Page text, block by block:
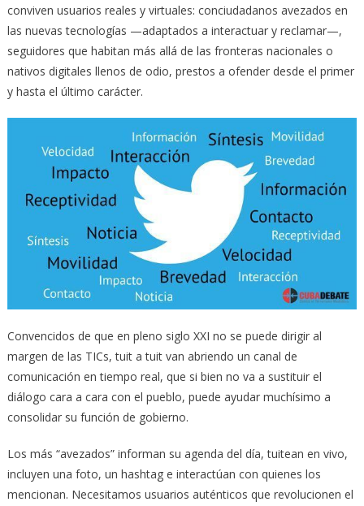
conviven usuarios reales y virtuales: conciudadanos avezados en
las nuevas tecnologías —adaptados a interactuar y reclamar—,
seguidores que habitan más allá de las fronteras nacionales o
nativos digitales llenos de odio, prestos a ofender desde el primer
y hasta el último carácter.
Convencidos de que en pleno siglo XXI no se puede dirigir al
margen de las TICs, tuit a tuit van abriendo un canal de
comunicación en tiempo real, que si bien no va a sustituir el
diálogo cara a cara con el pueblo, puede ayudar muchísimo a
consolidar su función de gobierno.
Los más “avezados” informan su agenda del día, tuitean en vivo,
incluyen una foto, un hashtag e interactúan con quienes los
mencionan. Necesitamos usuarios auténticos que revolucionen el